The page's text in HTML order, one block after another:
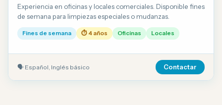
Experiencia en oficinas y locales comerciales. Disponible fines
de semana para limpiezas especiales o mudanzas.
Fines de semana ⏱ 4 años Oficinas Locales
🗣 Español, Inglés básico Contactar